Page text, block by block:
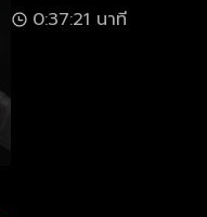
0:37:21 นาที